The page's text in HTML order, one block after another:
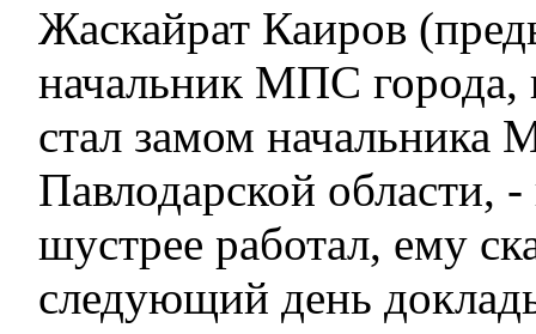
Жаскайрат Каиров
начальник МПС города,
стал замом начальника
Павлодарской области,
шустрее работал, ему
следующий день